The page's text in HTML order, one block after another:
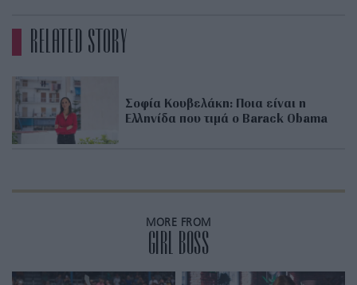
RELATED STORY
Σοφία Κουβελάκη: Ποια είναι η
Ελληνίδα που τιμά ο Barack Obama
MORE FROM
GIRL BOSS